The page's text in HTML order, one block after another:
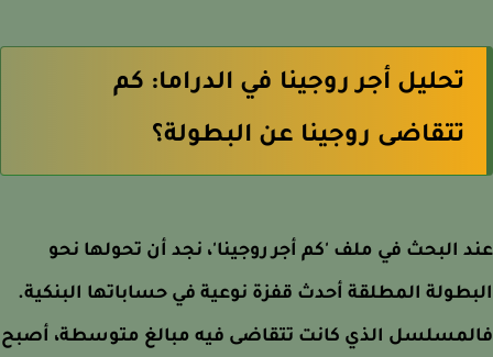
تحليل أجر روجينا في الدراما: كم
تتقاضى روجينا عن البطولة؟
البحث في ملف 'كم أجر روجينا'، نجد أن تحولها نحو
المطلقة أحدث قفزة نوعية في حساباتها البنكية.
الذي كانت تتقاضى فيه مبالغ متوسطة، أصبح